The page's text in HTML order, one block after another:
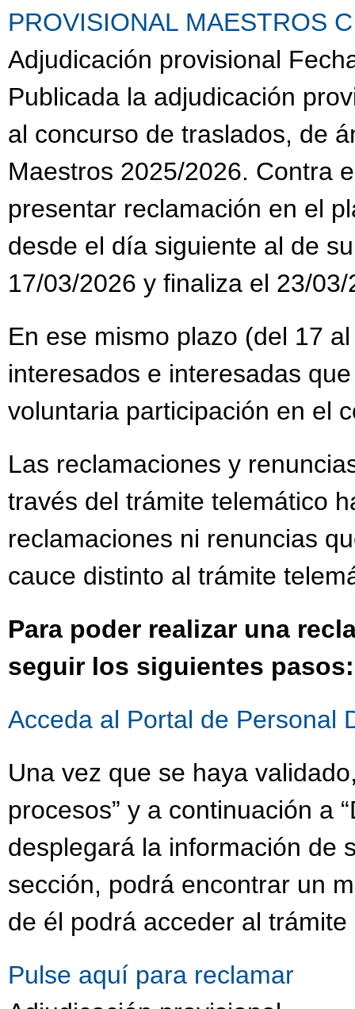
PROVISIONAL MAESTROS
Adjudicación provisional
Publicada la adjudicación
al concurso de traslados, de
Maestros 2025/2026. Contra
presentar reclamación en el
desde el día siguiente al de
17/03/2026 y finaliza el 23/
En ese mismo plazo (del 17
interesados e interesadas
voluntaria participación en el
Las reclamaciones y
través del trámite telemático
reclamaciones ni renuncias
cauce distinto al trámite
Para poder realizar una
seguir los siguientes pasos:
Acceda al Portal de Personal
Una vez que se haya
procesos” y a continuación a
desplegará la información de
sección, podrá encontrar un
de él podrá acceder al
Pulse aquí para reclamar